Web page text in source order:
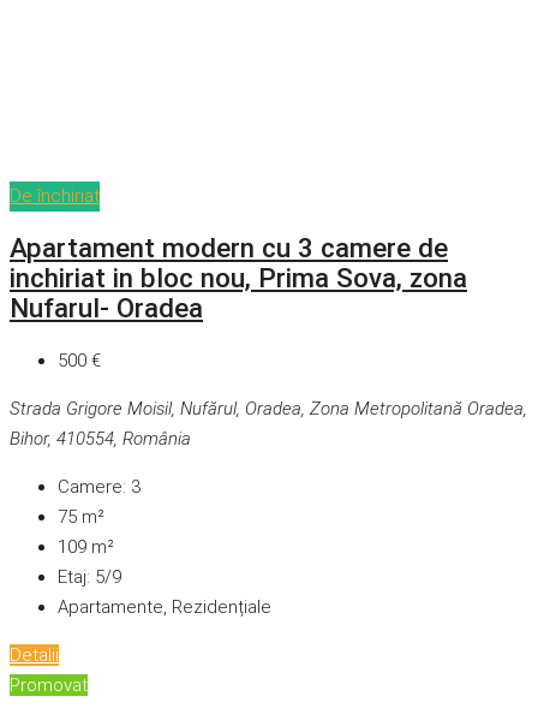
De închiriat
Apartament modern cu 3 camere de
inchiriat in bloc nou, Prima Sova, zona
Nufarul- Oradea
500 €
Strada Grigore Moisil, Nufărul, Oradea, Zona Metropolitană Oradea,
Bihor, 410554, România
Camere: 3
75 m²
109 m²
Etaj: 5/9
Apartamente, Rezidențiale
Detalii
Promovat